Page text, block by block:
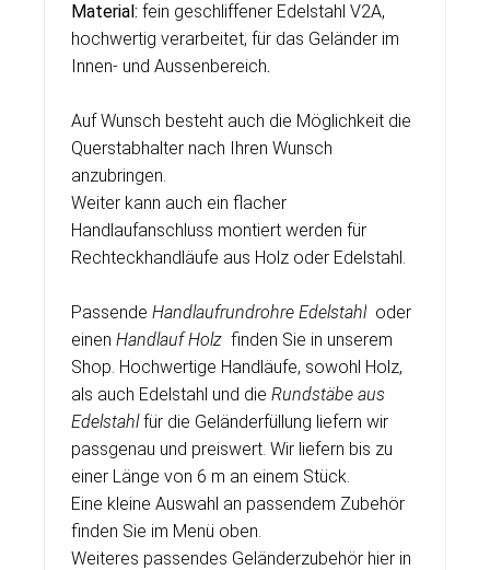
Material: fein geschliffener Edelstahl V2A,
hochwertig verarbeitet, für das Geländer im
Innen- und Aussenbereich.
Auf Wunsch besteht auch die Möglichkeit die
Querstabhalter nach Ihren Wunsch
anzubringen.
Weiter kann auch ein flacher
Handlaufanschluss montiert werden für
Rechteckhandläufe aus Holz oder Edelstahl.
Passende Handlaufrundrohre Edelstahl oder
einen Handlauf Holz finden Sie in unserem
Shop. Hochwertige Handläufe, sowohl Holz,
als auch Edelstahl und die Rundstäbe aus
Edelstahlfür die Geländerfüllung liefern wir
passgenau und preiswert. Wir liefern bis zu
einer Länge von 6 m an einem Stück.
Eine kleine Auswahl an passendem Zubehör
finden Sie im Menü oben.
Weiteres passendes Geländerzubehör hier in